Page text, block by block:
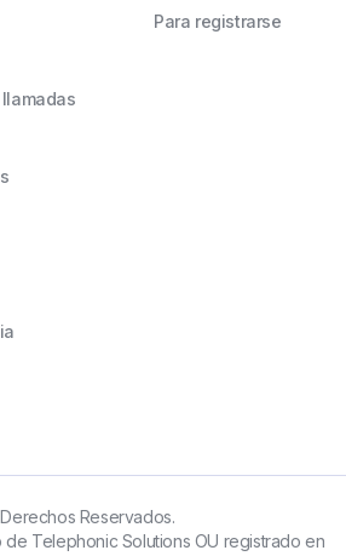
Para registrarse
Reservados.
Telephonic Solutions OU registrado en